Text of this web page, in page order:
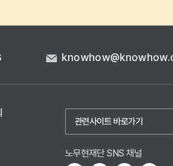
노무현재단 SNS 채널